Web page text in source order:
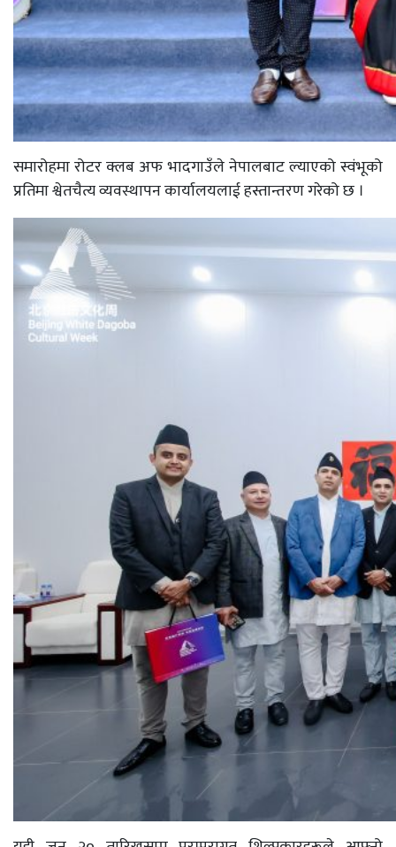
समारोहमा रोटर क्लब अफ भादगाउँले नेपालबाट ल्याएको स्वंभूको
प्रतिमा श्वेतचैत्य व्यवस्थापन कार्यालयलाई हस्तान्तरण गरेको छ ।